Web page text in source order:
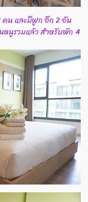
น และมีฟูก อีก 2 อัน
นูรวมแล้ว สำหรับพัก 4